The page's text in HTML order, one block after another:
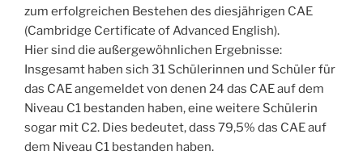
zum erfolgreichen Bestehen des diesjährigen CAE
(Cambridge Certificate of Advanced English).
Hier sind die außergewöhnlichen Ergebnisse:
Insgesamt haben sich 31 Schülerinnen und Schüler für
das CAE angemeldet von denen 24 das CAE auf dem
Niveau C1 bestanden haben, eine weitere Schülerin
sogar mit C2. Dies bedeutet, dass 79,5% das CAE auf
dem Niveau C1 bestanden haben.